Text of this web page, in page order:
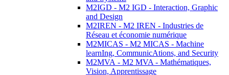
M2IGD - M2 IGD - Interaction, Graphic
and Design
M2IREN - M2 IREN - Industries de
Réseau et économie numérique
M2MICAS - M2 MICAS - Machine
learnIng, CommunicAtions, and Security
M2MVA - M2 MVA - Mathématiques,
Vision, Apprentissage